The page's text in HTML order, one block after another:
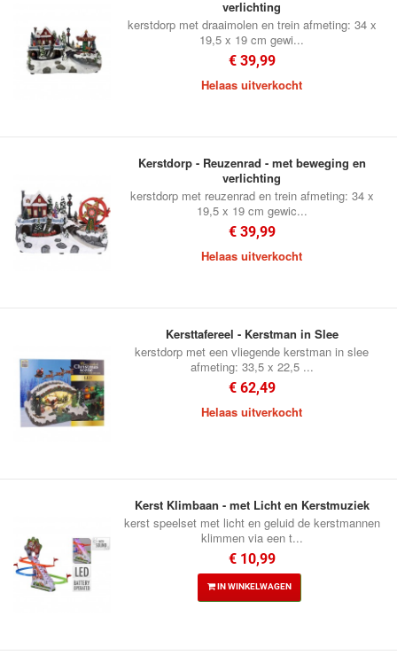
verlichting
kerstdorp met draaimolen en trein afmeting: 34 x
19,5 x 19 cm gewi...
€ 39,99
Helaas uitverkocht
Kerstdorp - Reuzenrad - met beweging en
verlichting
kerstdorp met reuzenrad en trein afmeting: 34 x
19,5 x 19 cm gewic...
€ 39,99
Helaas uitverkocht
Kersttafereel - Kerstman in Slee
kerstdorp met een vliegende kerstman in slee
afmeting: 33,5 x 22,5 ...
€ 62,49
Helaas uitverkocht
Kerst Klimbaan - met Licht en Kerstmuziek
kerst speelset met licht en geluid de kerstmannen
klimmen via een t...
€ 10,99
IN WINKELWAGEN